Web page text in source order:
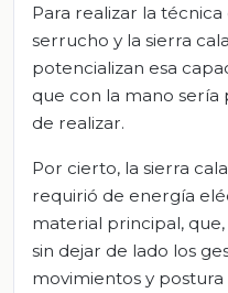
Para realizar la
serrucho y la sierra
potencializan esa
que con la mano
de realizar.
Por cierto, la sierra
requirió de energía
material principal,
sin dejar de lado los
movimientos y